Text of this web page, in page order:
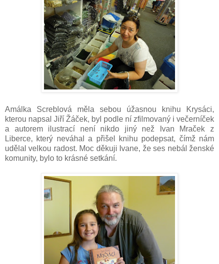
Amálka Screblová měla sebou úžasnou knihu Krysáci,
kterou napsal Jiří Žáček, byl podle ní zfilmovaný i večerníček
a autorem ilustrací není nikdo jiný než Ivan Mraček z
Liberce, který neváhal a přišel knihu podepsat, čímž nám
udělal velkou radost. Moc děkuji Ivane, že ses nebál ženské
komunity, bylo to krásné setkání.